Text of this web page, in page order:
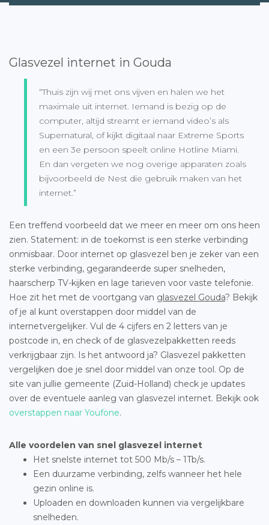
Glasvezel internet in Gouda
“Thuis zijn wij met ons vijven en halen we het
maximale uit internet. Iemand is bezig op de
computer, altijd streamt er iemand video’s als
Supernatural, of kijkt digitaal naar Extreme Sports
en een 3e persoon speelt online Hotline Miami.
En dan vergeten we nog overige apparaten zoals
bijvoorbeeld de Nest die gebruik maken van het
internet.”
Een treffend voorbeeld dat we meer en meer om ons heen
zien. Statement: in de toekomst is een sterke verbinding
onmisbaar. Door internet op glasvezel ben je zeker van een
sterke verbinding, gegarandeerde super snelheden,
haarscherp TV-kijken en lage tarieven voor vaste telefonie.
Hoe zit het met de voortgang van glasvezel Gouda? Bekijk
of je al kunt overstappen door middel van de
internetvergelijker. Vul de 4 cijfers en 2 letters van je
postcode in, en check of de glasvezelpakketten reeds
verkrijgbaar zijn. Is het antwoord ja? Glasvezel pakketten
vergelijken doe je snel door middel van onze tool. Op de
site van jullie gemeente (Zuid-Holland) check je updates
over de eventuele aanleg van glasvezel internet. Bekijk ook
overstappen naar Youfone.
Alle voordelen van snel glasvezel internet
Het snelste internet tot 500 Mb/s – 1Tb/s.
Een duurzame verbinding, zelfs wanneer het hele
gezin online is.
Uploaden en downloaden kunnen via vergelijkbare
snelheden.